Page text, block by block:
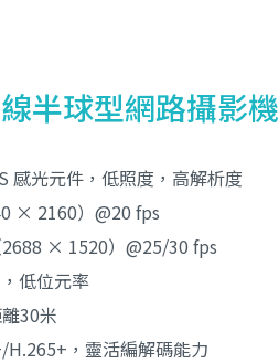
半球型網路攝影機
感光元件，低照度，高解析度
× 2160）@20 fps
× 1520）@25/30 fps
低位元率
30米
H.265+，靈活編解碼能力